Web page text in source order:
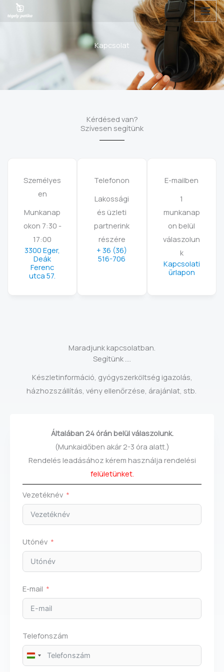
Kapcsolat
Kérdésed van?
Szívesen segítünk
Személyes
en
Munkanap
okon 7:30 -
17:00
3300 Eger,
Deák
Ferenc
utca 57.
Telefonon
Lakossági
és üzleti
partnerink
részére
+ 36 (36)
516-706
E-mailben
1
munkanap
on belül
válaszolun
k
Kapcsolati
űrlapon
Maradjunk kapcsolatban.
Segítünk ....
Készletinformáció, gyógyszerköltség igazolás,
házhozszállítás, vény ellenőrzése, árajánlat, stb.
Általában 24 órán belül válaszolunk.
(Munkaidőben akár 2-3 óra alatt.)
Rendelés leadásához kérem használja rendelési
felületünket.
Vezetéknév
Utónév
E-mail
Telefonszám
H